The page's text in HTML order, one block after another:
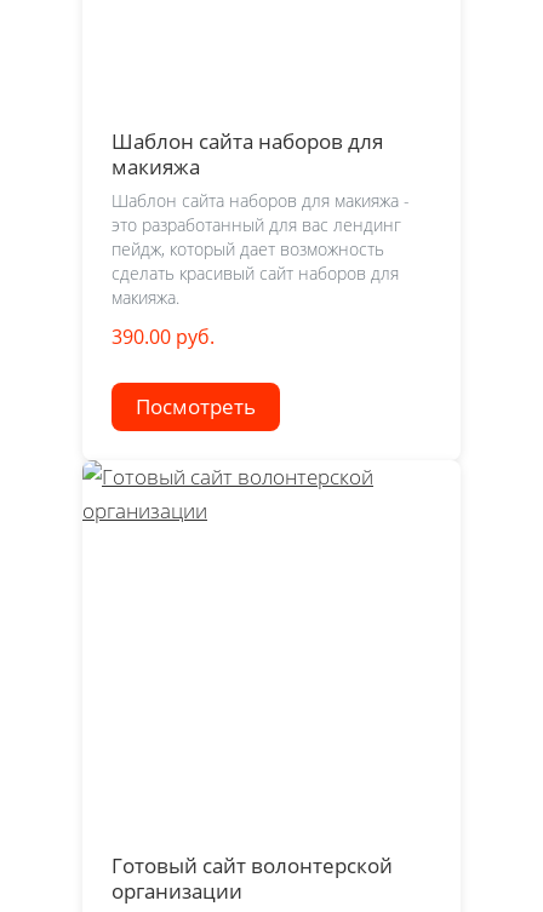
Шаблон сайта наборов для
макияжа
Шаблон сайта наборов для макияжа -
это разработанный для вас лендинг
пейдж, который дает возможность
сделать красивый сайт наборов для
макияжа.
390.00 руб.
Посмотреть
Готовый сайт волонтерской
организации